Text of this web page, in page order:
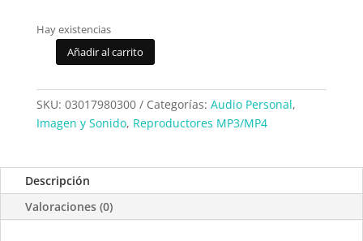
Hay existencias
Transmisor
Sunstech
FMT300BTUSB
Añadir al carrito
SKU: 03017980300 Categorías: Audio Personal,
Imagen y Sonido, Reproductores MP3/MP4
Descripción
Valoraciones (0)